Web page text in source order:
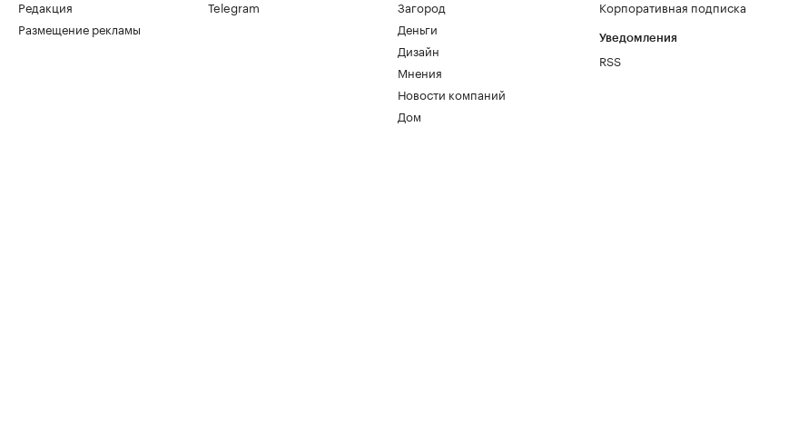
Редакция
Размещение рекламы
Telegram
Загород
Деньги
Дизайн
Мнения
Новости компаний
Дом
Корпоративная подписка
Уведомления
RSS